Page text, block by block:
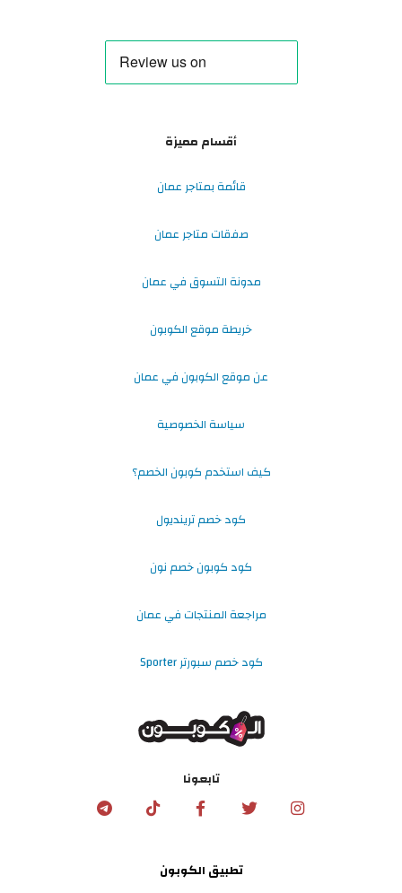
أقسام مميزة
قائمة بمتاجر عمان
صفقات متاجر عمان
مدونة التسوق في عمان
خريطة موقع الكوبون
عن موقع الكوبون في عمان
سياسة الخصوصية
كيف استخدم كوبون الخصم؟
كود خصم ترينديول
كود كوبون خصم نون
مراجعة المنتجات في عمان
كود خصم سبورتر Sporter
تابعونا
تطبيق الكوبون